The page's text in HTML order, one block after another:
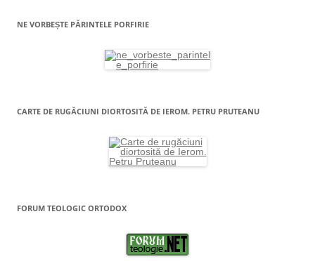
NE VORBEȘTE PĂRINTELE PORFIRIE
CARTE DE RUGĂCIUNI DIORTOSITĂ DE IEROM. PETRU PRUTEANU
FORUM TEOLOGIC ORTODOX